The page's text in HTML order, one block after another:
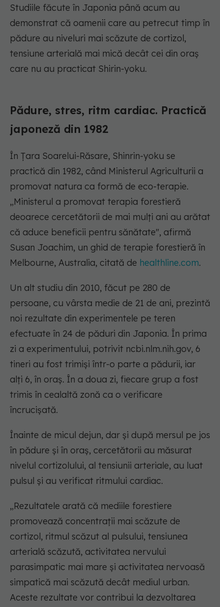
Studiile făcute în Japonia până acum au
demonstrat că oamenii care au petrecut timp în
pădure au niveluri mai scăzute de cortizol,
tensiune arterială mai mică decât cei din oraș
care nu au practicat Shirin-yoku.
Pădure, stres, ritm cardiac. Practică
japoneză din 1982
În Țara Soarelui-Răsare, Shinrin-yoku se
practică din 1982, când Ministerul Agriculturii a
promovat natura ca formă de eco-terapie.
„Ministerul a promovat terapia forestieră
deoarece cercetătorii de mai mulți ani au arătat
că aduce beneficii pentru sănătate", afirmă
Susan Joachim, un ghid de terapie forestieră în
Melbourne, Australia, citată de healthline.com.
Un alt studiu din 2010, făcut pe 280 de
persoane, cu vârsta medie de 21 de ani, prezintă
noi rezultate din experimentele pe teren
efectuate în 24 de păduri din Japonia. În prima
zi a experimentului, potrivit ncbi.nlm.nih.gov, 6
tineri au fost trimiși într-o parte a pădurii, iar
alți 6, în oraș. În a doua zi, fiecare grup a fost
trimis în cealaltă zonă ca o verificare
încrucișată.
Înainte de micul dejun, dar și după mersul pe jos
în pădure și în oraș, cercetătorii au măsurat
nivelul cortizolului, al tensiunii arteriale, au luat
pulsul și au verificat ritmului cardiac.
„Rezultatele arată că mediile forestiere
promovează concentrații mai scăzute de
cortizol, ritmul scăzut al pulsului, tensiunea
arterială scăzută, activitatea nervului
parasimpatic mai mare și activitatea nervoasă
simpatică mai scăzută decât mediul urban.
Aceste rezultate vor contribui la dezvoltarea